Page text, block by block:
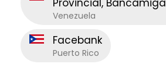
Venezuela
Facebank
Puerto Rico